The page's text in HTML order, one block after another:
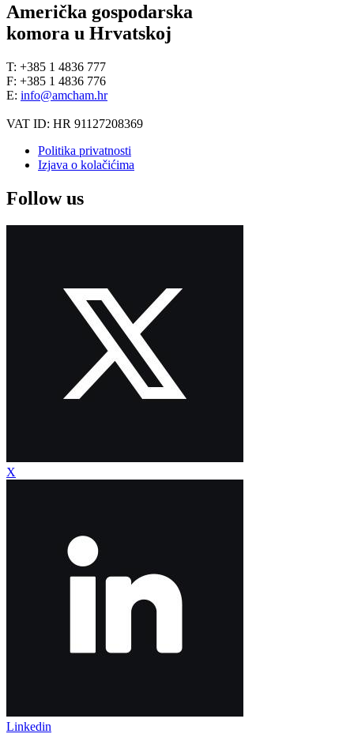
Američka gospodarska
komora u Hrvatskoj
T: +385 1 4836 777
F: +385 1 4836 776
E: info@amcham.hr
VAT ID: HR 91127208369
Politika privatnosti
Izjava o kolačićima
Follow us
X
Linkedin